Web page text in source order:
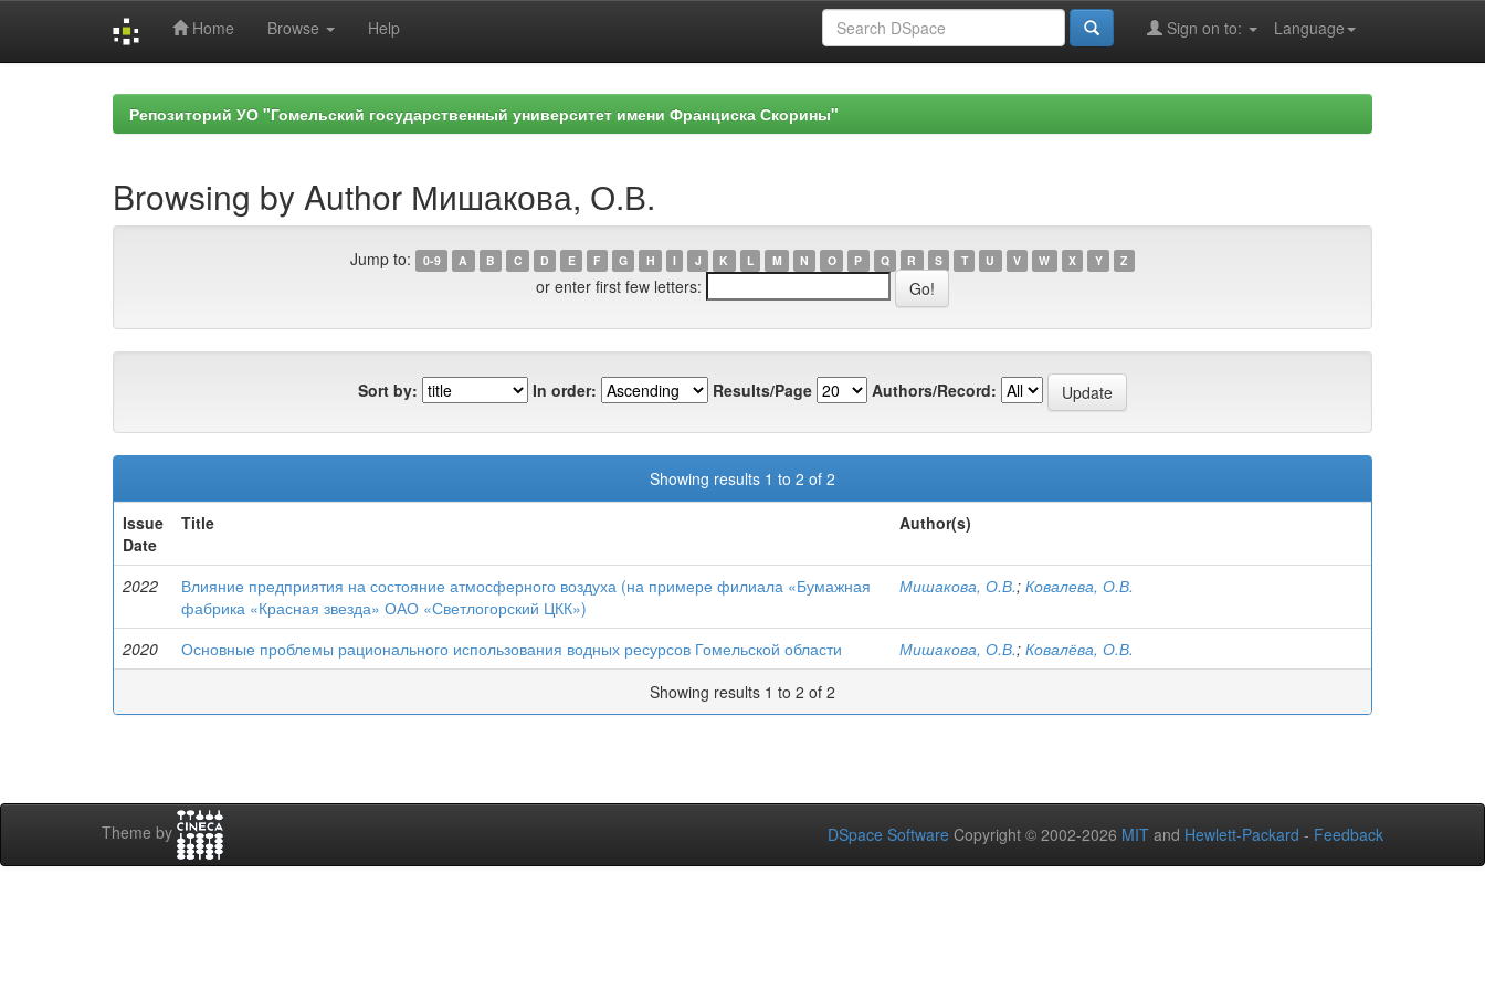
Home Browse Help Language
Sign on to:
Репозиторий УО "Гомельский государственный университет имени Франциска Скорины"
Browsing by Author Мишакова, О.В.
Jump to: 0-9 A B C D E F G H I J K L M N O P Q R S T U V W X Y Z
or enter first few letters:
Sort by: In order: Results/Page Authors/Record:
Showing results 1 to 2 of 2
Issue
Date
Title Author(s)
2022
Влияние предприятия на состояние атмосферного воздуха (на примере филиала «Бумажная
фабрика «Красная звезда» ОАО «Светлогорский ЦКК»)
Мишакова, О.В.; Ковалева, О.В.
2020 Основные проблемы рационального использования водных ресурсов Гомельской области Мишакова, О.В.; Ковалёва, О.В.
Showing results 1 to 2 of 2
Theme by DSpace Software Copyright © 2002-2026 MIT and Hewlett-Packard - Feedback